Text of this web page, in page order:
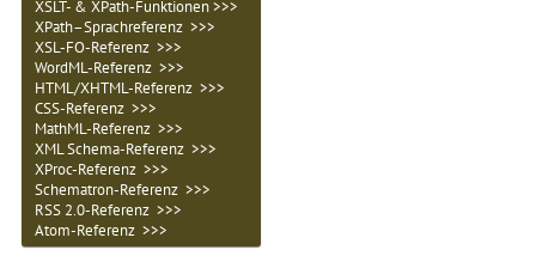
XSLT- & XPath-Funktionen >>>
XPath–Sprachreferenz >>>
XSL-FO-Referenz >>>
WordML-Referenz >>>
HTML/XHTML-Referenz >>>
CSS-Referenz >>>
MathML-Referenz >>>
XML Schema-Referenz >>>
XProc-Referenz >>>
Schematron-Referenz >>>
RSS 2.0-Referenz >>>
Atom-Referenz >>>